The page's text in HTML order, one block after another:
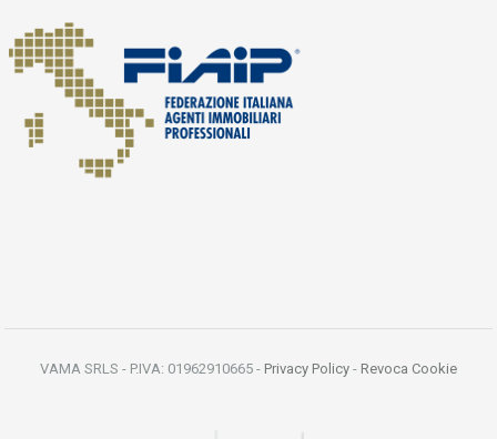
VAMA SRLS - P.IVA: 01962910665 - Privacy Policy - Revoca Cookie